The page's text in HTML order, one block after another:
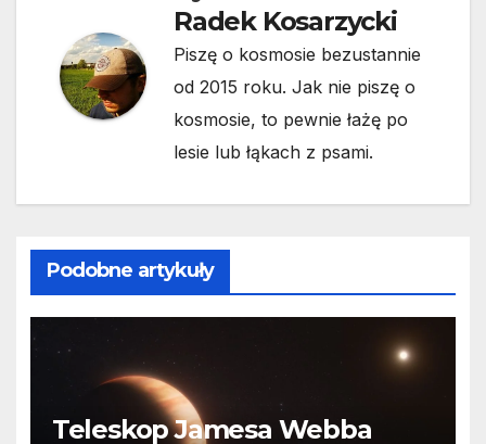
Radek Kosarzycki
Piszę o kosmosie bezustannie
od 2015 roku. Jak nie piszę o
kosmosie, to pewnie łażę po
lesie lub łąkach z psami.
Podobne artykuły
Teleskop Jamesa Webba